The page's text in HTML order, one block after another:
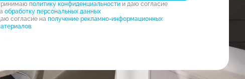
политику конфиденциальностии даю согласие
обработку персональных данных
согласие на получение рекламно-информационных